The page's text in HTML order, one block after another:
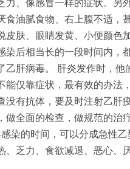
力、像感冒一样的症状。另
食油腻食物、右上腹不适，
皮肤、眼睛发黄、小便颜色
后相当长的一段时间内，
乙肝病毒。 肝炎发作时，他
能仅靠症状，最有效的办法
没有抗体，要及时注射乙肝
做全面的检查，做规范的治
染的时间，可以分成急性乙
、乏力、食欲减退、恶心、